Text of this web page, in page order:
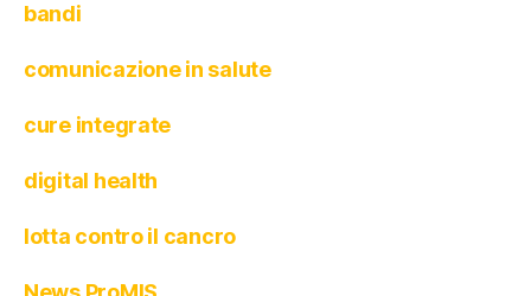
bandi
comunicazione in salute
cure integrate
digital health
lotta contro il cancro